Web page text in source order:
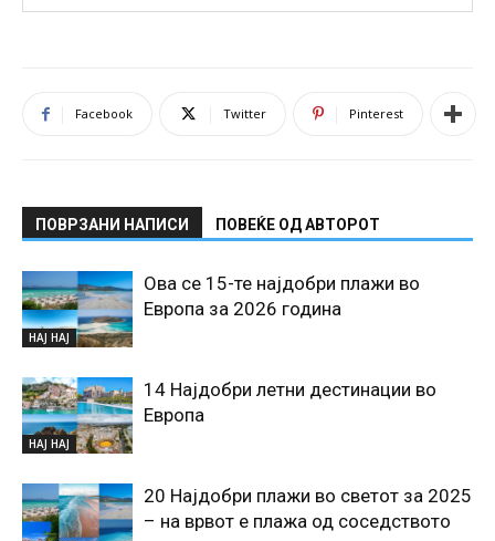
Facebook Twitter Pinterest
ПОВРЗАНИ НАПИСИ ПОВЕЌЕ ОД АВТОРОТ
НАЈ НАЈ
Ова се 15-те најдобри плажи во
Европа за 2026 година
НАЈ НАЈ
14 Најдобри летни дестинации во
Европа
20 Најдобри плажи во светот за 2025
– на врвот е плажа од соседството